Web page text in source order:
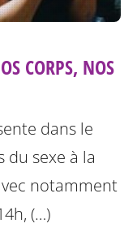
CORPS, NOS
dans le
du sexe à la
notamment
(…)